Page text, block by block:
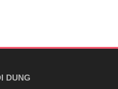
DUNG